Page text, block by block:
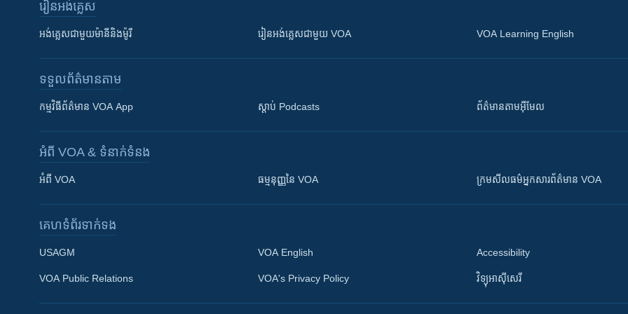
រៀន​​អង់គ្លេស
អង់គ្លេស​ជាមួយ​ម៉ានី​និង​ម៉ូរី រៀន​​​​​​អង់គ្លេស​​ជាមួយ VOA VOA Learning English
ទទួល​ព័ត៌មាន​តាម
កម្មវិធី​ព័ត៌មាន VOA App ស្តាប់ Podcasts ព័ត៌មាន​តាម​អ៊ីមែល
អំពី​ VOA & ទំនាក់ទំនង
អំពី​ VOA ធម្មនុញ្ញ​នៃ VOA ក្រម​​​សីលធម៌​​​អ្នក​​​សារព័ត៌មាន VOA
គេហទំព័រ​​ទាក់ទង
USAGM
VOA Public Relations
VOA English
VOA's Privacy Policy
Accessibility
វិទ្យុ​អាស៊ី​សេរី